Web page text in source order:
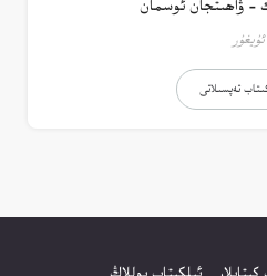
– ۋاھىتجان ئوسمان
ئۇيغۇر
تەپسىلاتى